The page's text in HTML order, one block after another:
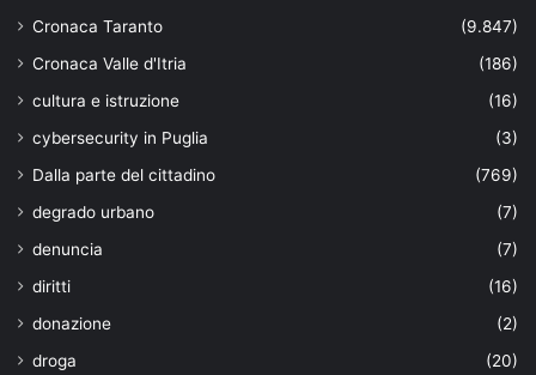
Cronaca Taranto
(9.847)
Cronaca Valle d'Itria
(186)
cultura e istruzione
(16)
cybersecurity in Puglia
(3)
Dalla parte del cittadino
(769)
degrado urbano
(7)
denuncia
(7)
diritti
(16)
donazione
(2)
droga
(20)